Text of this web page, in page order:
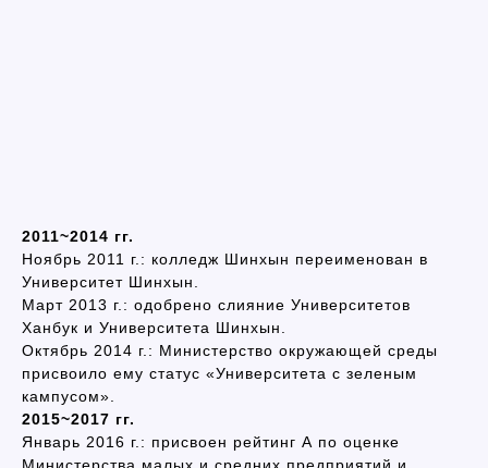
2011~2014 гг.
Ноябрь 2011 г.: колледж Шинхын переименован в
Университет Шинхын.
Март 2013 г.: одобрено слияние Университетов
Ханбук и Университета Шинхын.
Октябрь 2014 г.: Министерство окружающей среды
присвоило ему статус «Университета с зеленым
кампусом».
2015~2017 гг.
Январь 2016 г.: присвоен рейтинг А по оценке